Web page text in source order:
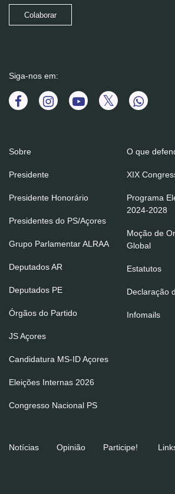
Colaborar
Siga-nos em:
Sobre
Presidente
Presidente Honorário
Presidentes do PS/Açores
Grupo Parlamentar ALRAA
Deputados AR
Deputados PE
Órgãos do Partido
JS Açores
Candidatura MS-ID Açores
Eleições Internas 2026
Congresso Nacional PS
O que
XIX
Programa
2024-2028
Moção de
Global
Estatutos
Declaração
Infomails
Notícias Opinião Participe!